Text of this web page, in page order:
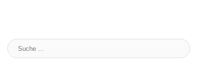
Suche
: